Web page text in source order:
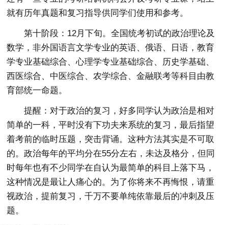
就有历年真题和复习指导供同学们使用和参考。
第十阶段：12月下旬。全国统考初试的政治理论及
数学，非外国语言文学专业的英语、俄语、日语，教育
学专业基础综合、心理学专业基础综合、历史学基础、
西医综合、中医综合、农学综合、金融联考等科目由教
育部统一命题。
提醒：对于政治的复习，好多同学认为政治是相对
简单的一科，平时没有下功夫来系统的复习，最后指望
着考前的临时压题，突击背诵。这种方法其实是不可取
的。政治每年的平均分在55分左右，未达及格分，但同
时每年也有不少同学在自认为最简单的科目上落下马，
这种情况是最让人痛心的。为了你将来不再悔恨，请重
视政治，提前复习，千万不要单纯依靠最后的冲刺及压
题。